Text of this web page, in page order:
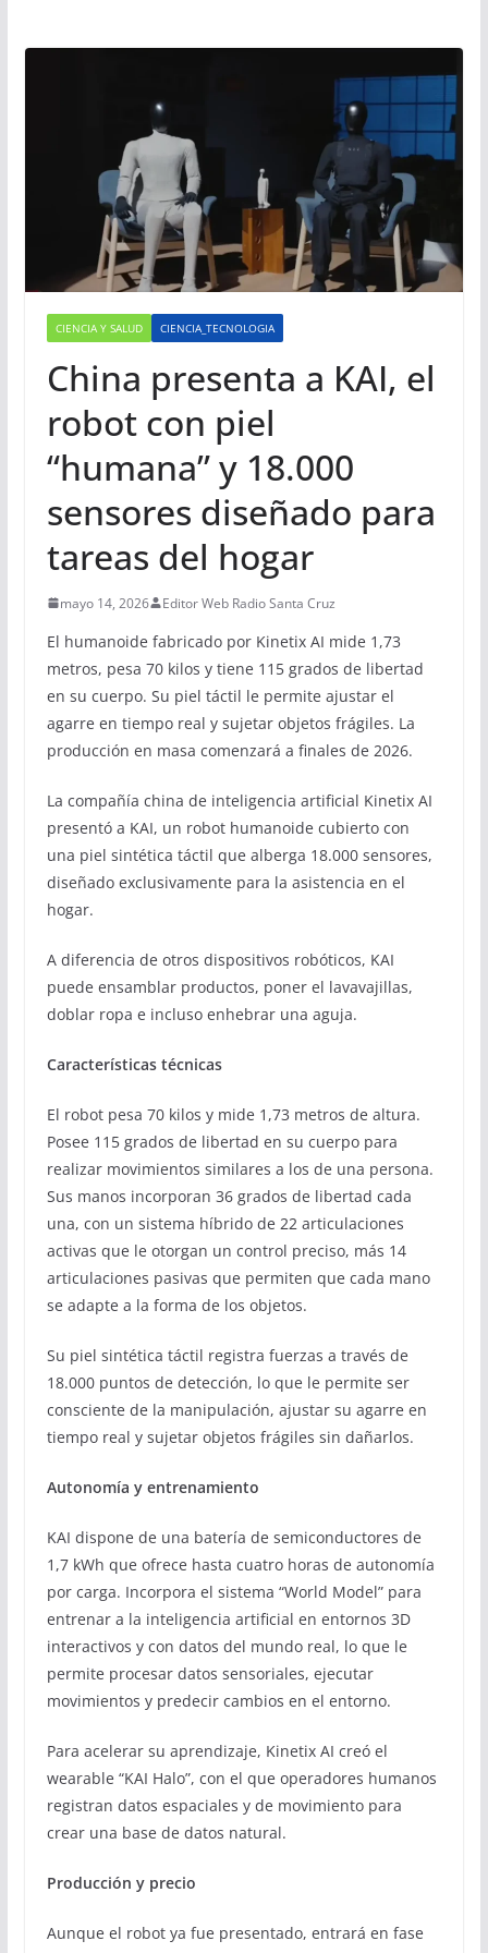
CIENCIA Y SALUD CIENCIA_TECNOLOGIA
China presenta a KAI, el
robot con piel
“humana” y 18.000
sensores diseñado para
tareas del hogar
mayo 14, 2026 Editor Web Radio Santa Cruz
El humanoide fabricado por Kinetix AI mide 1,73
metros, pesa 70 kilos y tiene 115 grados de libertad
en su cuerpo. Su piel táctil le permite ajustar el
agarre en tiempo real y sujetar objetos frágiles. La
producción en masa comenzará a finales de 2026.
La compañía china de inteligencia artificial Kinetix AI
presentó a KAI, un robot humanoide cubierto con
una piel sintética táctil que alberga 18.000 sensores,
diseñado exclusivamente para la asistencia en el
hogar.
A diferencia de otros dispositivos robóticos, KAI
puede ensamblar productos, poner el lavavajillas,
doblar ropa e incluso enhebrar una aguja.
Características técnicas
El robot pesa 70 kilos y mide 1,73 metros de altura.
Posee 115 grados de libertad en su cuerpo para
realizar movimientos similares a los de una persona.
Sus manos incorporan 36 grados de libertad cada
una, con un sistema híbrido de 22 articulaciones
activas que le otorgan un control preciso, más 14
articulaciones pasivas que permiten que cada mano
se adapte a la forma de los objetos.
Su piel sintética táctil registra fuerzas a través de
18.000 puntos de detección, lo que le permite ser
consciente de la manipulación, ajustar su agarre en
tiempo real y sujetar objetos frágiles sin dañarlos.
Autonomía y entrenamiento
KAI dispone de una batería de semiconductores de
1,7 kWh que ofrece hasta cuatro horas de autonomía
por carga. Incorpora el sistema “World Model” para
entrenar a la inteligencia artificial en entornos 3D
interactivos y con datos del mundo real, lo que le
permite procesar datos sensoriales, ejecutar
movimientos y predecir cambios en el entorno.
Para acelerar su aprendizaje, Kinetix AI creó el
wearable “KAI Halo”, con el que operadores humanos
registran datos espaciales y de movimiento para
crear una base de datos natural.
Producción y precio
Aunque el robot ya fue presentado, entrará en fase